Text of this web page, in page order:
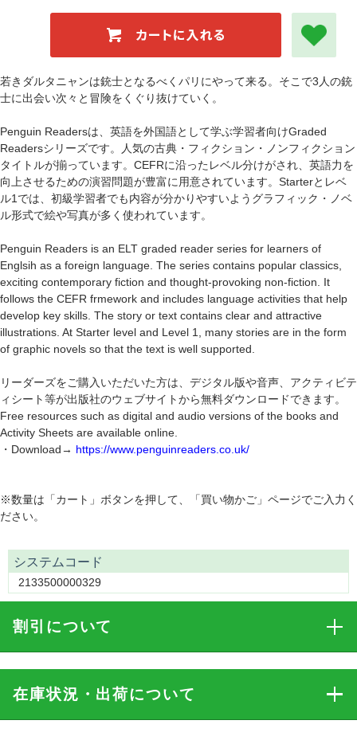
若きダルタニャンは銃士となるべくパリにやって来る。そこで3人の銃
士に出会い次々と冒険をくぐり抜けていく。
Penguin Readersは、英語を外国語として学ぶ学習者向けGraded
Readersシリーズです。人気の古典・フィクション・ノンフィクション
タイトルが揃っています。CEFRに沿ったレベル分けがされ、英語力を
向上させるための演習問題が豊富に用意されています。Starterとレベ
ル1では、初級学習者でも内容が分かりやすいようグラフィック・ノベ
ル形式で絵や写真が多く使われています。
Penguin Readers is an ELT graded reader series for learners of
Englsih as a foreign language. The series contains popular classics,
exciting contemporary fiction and thought-provoking non-fiction. It
follows the CEFR frmework and includes language activities that help
develop key skills. The story or text contains clear and attractive
illustrations. At Starter level and Level 1, many stories are in the form
of graphic novels so that the text is well supported.
リーダーズをご購入いただいた方は、デジタル版や音声、アクティビテ
ィシート等が出版社のウェブサイトから無料ダウンロードできます。
Free resources such as digital and audio versions of the books and
Activity Sheets are available online.
・Download→ https://www.penguinreaders.co.uk/
※数量は「カート」ボタンを押して、「買い物かご」ページでご入力く
ださい。
システムコード
2133500000329
割引 について
在庫状況・出荷について